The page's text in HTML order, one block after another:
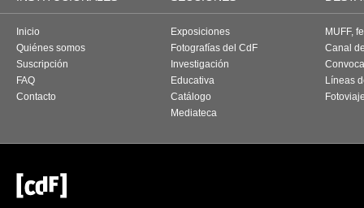
Inicio
Quiénes somos
Suscripción
FAQ
Contacto
Exposiciones
Fotografías del CdF
Investigación
Educativa
Catálogo
Mediateca
MUFF,
Canal
Líneas